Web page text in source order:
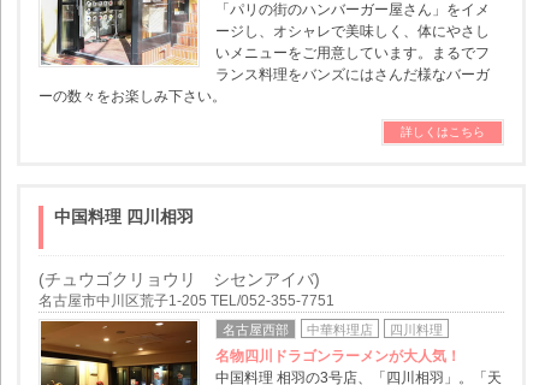
「パリの街のハンバーガー屋さん」をイメ
ージし、オシャレで美味しく、体にやさし
いメニューをご用意しています。まるでフ
ランス料理をバンズにはさんだ様なバーガ
ーの数々をお楽しみ下さい。
詳しくはこちら
中国料理 四川相羽
(チュウゴクリョウリ シセンアイバ)
名古屋市中川区荒子1-205 TEL/052-355-7751
名古屋西部 中華料理店 四川料理
名物四川ドラゴンラーメンが大人気！
中国料理 相羽の3号店、「四川相羽」。「天